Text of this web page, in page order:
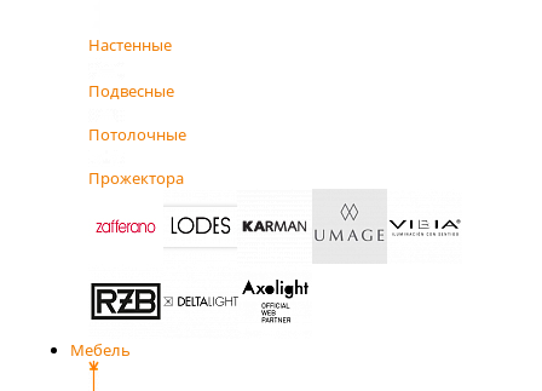
Настенные
Подвесные
Потолочные
Прожектора
Мебель